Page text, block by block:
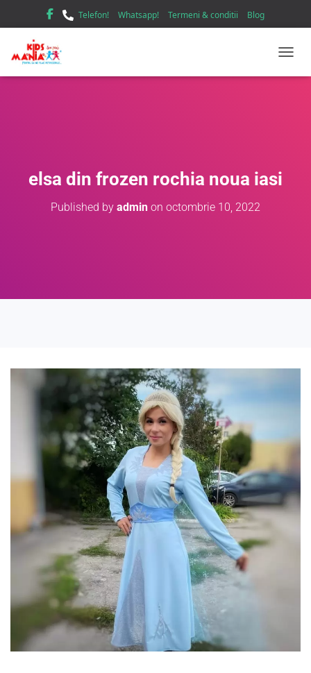
Telefon! Whatsapp! Termeni & conditii Blog
elsa din frozen rochia noua iasi
Published by admin on octombrie 10, 2022